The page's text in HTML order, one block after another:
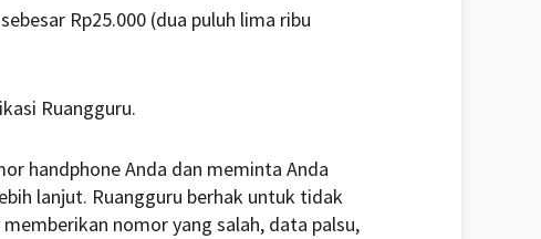
Rp25.000 (dua puluh lima ribu
Ruangguru.
handphone Anda dan meminta Anda
lanjut. Ruangguru berhak untuk tidak
nomor yang salah, data palsu,